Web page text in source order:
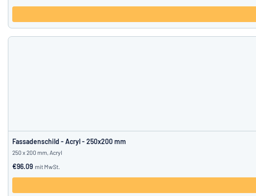
Fassadenschild - Acryl - 250x200 mm
250 x 200 mm, Acryl
€96.09 mit MwSt.